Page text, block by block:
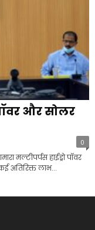
और सोलर
0
मल्टीपर्पस हाईड्रो पॉवर
अतिरिक्त लाभ...